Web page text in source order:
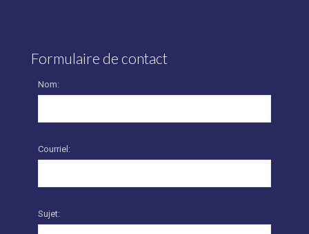
Formulaire de contact
Nom:
Courriel:
Sujet: